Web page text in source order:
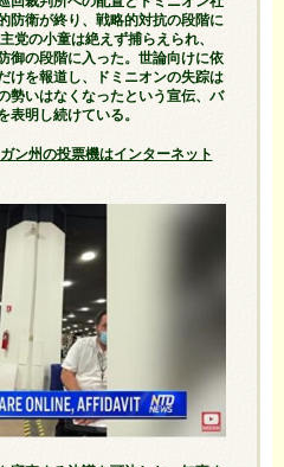
防衛が終り、戦略的対抗の段階に
党の小童は絶えず捕らえられ、
御の段階に入った。世論向けに依
けを報道し、ドミニオンの失踪は
勢いはなくなったという宣伝、バ
表明し続けている。
ン州の投票機はインターネット